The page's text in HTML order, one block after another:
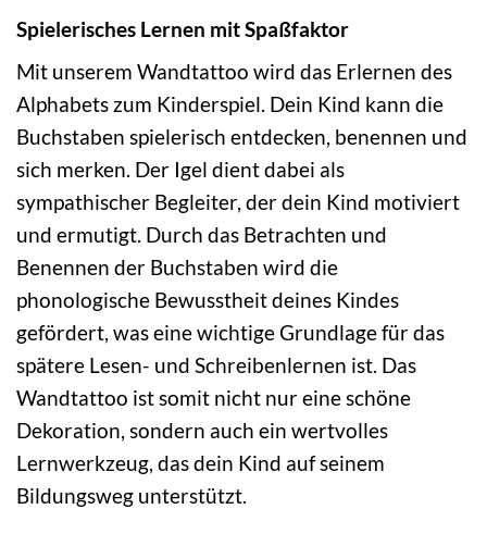
Spielerisches Lernen mit Spaßfaktor
Mit unserem Wandtattoo wird das Erlernen des
Alphabets zum Kinderspiel. Dein Kind kann die
Buchstaben spielerisch entdecken, benennen und
sich merken. Der Igel dient dabei als
sympathischer Begleiter, der dein Kind motiviert
und ermutigt. Durch das Betrachten und
Benennen der Buchstaben wird die
phonologische Bewusstheit deines Kindes
gefördert, was eine wichtige Grundlage für das
spätere Lesen- und Schreibenlernen ist. Das
Wandtattoo ist somit nicht nur eine schöne
Dekoration, sondern auch ein wertvolles
Lernwerkzeug, das dein Kind auf seinem
Bildungsweg unterstützt.